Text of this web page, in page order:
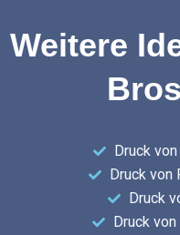
Weitere
Druck
Druck von
Druck
Druck